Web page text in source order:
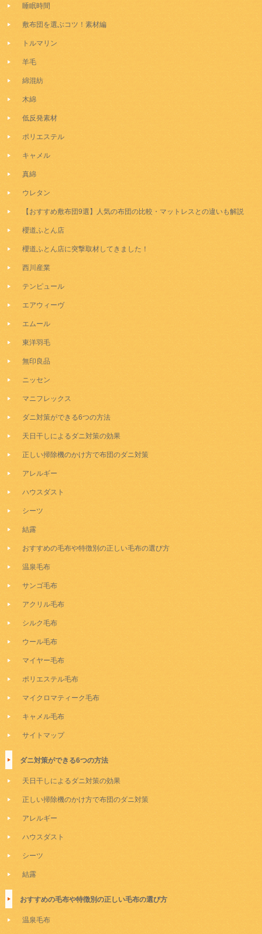
睡眠時間
敷布団を選ぶコツ！素材編
トルマリン
羊毛
綿混紡
木綿
低反発素材
ポリエステル
キャメル
真綿
ウレタン
【おすすめ敷布団9選】人気の布団の比較・マットレスとの違いも解説
櫻道ふとん店
櫻道ふとん店に突撃取材してきました！
西川産業
テンピュール
エアウィーヴ
エムール
東洋羽毛
無印良品
ニッセン
マニフレックス
ダニ対策ができる6つの方法
天日干しによるダニ対策の効果
正しい掃除機のかけ方で布団のダニ対策
アレルギー
ハウスダスト
シーツ
結露
おすすめの毛布や特徴別の正しい毛布の選び方
温泉毛布
サンゴ毛布
アクリル毛布
シルク毛布
ウール毛布
マイヤー毛布
ポリエステル毛布
マイクロマティーク毛布
キャメル毛布
サイトマップ
ダニ対策ができる6つの方法
天日干しによるダニ対策の効果
正しい掃除機のかけ方で布団のダニ対策
アレルギー
ハウスダスト
シーツ
結露
おすすめの毛布や特徴別の正しい毛布の選び方
温泉毛布